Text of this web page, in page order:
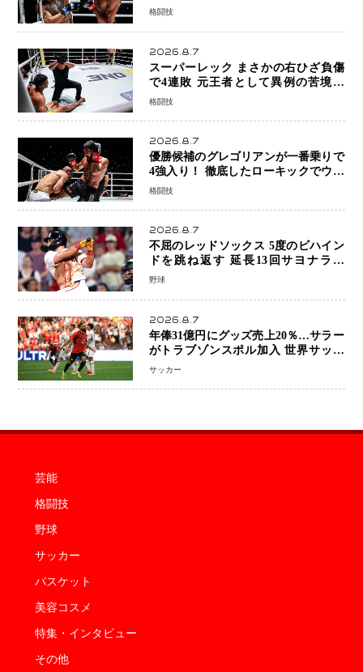
ン奪取！猛反撃を耐え抜き判定勝利、
格闘技
2026.8.7
スーパーレック まさかの右ひざ負傷
で4連敗 元王者として異例の苦境…
「アクシデント」でも消えない危険信
格闘技
2026.8.7
優勝候補のグレゴリアンが一番乗りで
4強入り！ 徹底したローキックでウス
ビャンを攻略、判定勝利
格闘技
2026.8.7
不屈のレッドソックス 5度のビハイン
ドを跳ね返す 延長13回サヨナラ勝
ち 吉田正尚選手も2安打1打点で貢献 4
野球
2026.8.7
年俸31億円にグッズ売上20％…サラー
がトラブゾンスポル加入 世界サッカ
ーは「五大リーグ一強」から新時代へ
サッカー
芸能
格闘技
野球
サッカー
バスケット
美容コスメ
特集・インタビュー
その他